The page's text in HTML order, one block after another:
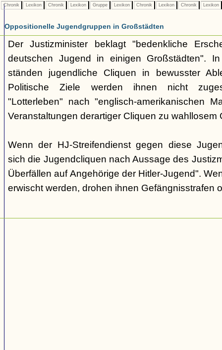
Chronik Lexikon Chronik Lexikon Gruppe Lexikon Chronik Lexikon Chronik Lexikon
Oppositionelle Jugendgruppen in Großstädten
Der Justizminister beklagt "bedenkliche
deutschen Jugend in einigen Großstädten".
ständen jugendliche Cliquen in bewusster
Politische Ziele werden ihnen nicht
"Lotterleben" nach "englisch-amerikanischen
Veranstaltungen derartiger Cliquen zu wahllosem
Wenn der HJ-Streifendienst gegen diese
sich die Jugendcliquen nach Aussage des
Überfällen auf Angehörige der Hitler-Jugend".
erwischt werden, drohen ihnen Gefängnisstrafen